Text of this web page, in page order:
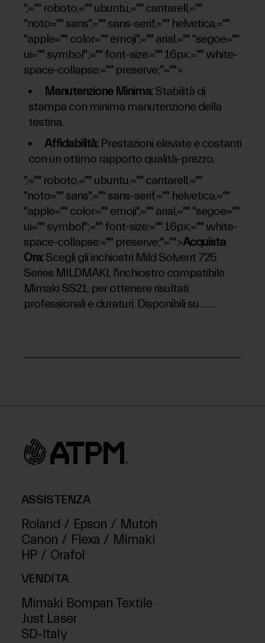
",="" roboto,="" ubuntu,="" cantarell,=""
"noto="" sans",="" sans-serif,="" helvetica,=""
"apple="" color="" emoji",="" arial,="" "segoe=""
ui="" symbol";="" font-size:="" 16px;="" white-
space-collapse:="" preserve;"="">
Manutenzione Minima:Stabilità di
stampa con minima manutenzione della
testina.
Affidabilità:Prestazioni elevate e costanti
con un ottimo rapporto qualità-prezzo.
",="" roboto,="" ubuntu,="" cantarell,=""
"noto="" sans",="" sans-serif,="" helvetica,=""
"apple="" color="" emoji",="" arial,="" "segoe=""
ui="" symbol";="" font-size:="" 16px;="" white-
space-collapse:="" preserve;"="">Acquista
Ora:Scegli gli inchiostri Mild Solvent 725
Series MILDMAKI, l'inchiostro compatibile
Mimaki SS21, per ottenere risultati
professionali e duraturi. Disponibili su
www.atpm.it.
ASSISTENZA
Roland / Epson / Mutoh
Canon / Flexa / Mimaki
HP / Orafol
VENDITA
Mimaki Bompan Textile
Just Laser
SD-Italy